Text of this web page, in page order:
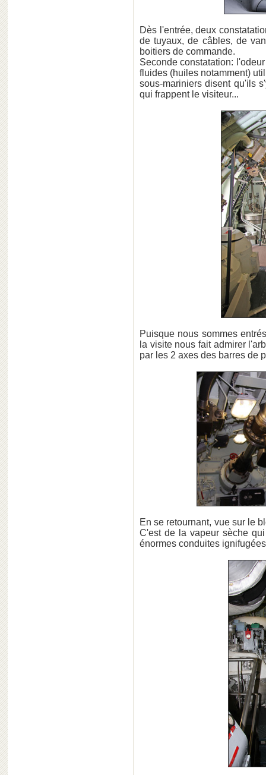
Dès l'entrée, deux
de tuyaux, de câbles, de
boitiers de commande.
Seconde constatation:
fluides (huiles notamment)
sous-mariniers disent qu'ils
qui frappent le visiteur...
Puisque nous sommes
la visite nous fait admirer
par les 2 axes des barres de
En se retournant, vue sur le
C'est de la vapeur sèche
énormes conduites